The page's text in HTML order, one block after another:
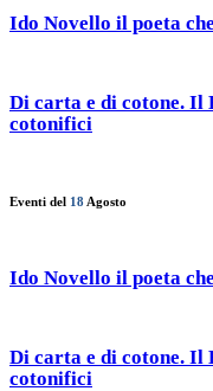
Ido Novello il poeta
Di carta e di cotone. Il
cotonifici
Eventi del 18 Agosto
Ido Novello il poeta
Di carta e di cotone. Il
cotonifici